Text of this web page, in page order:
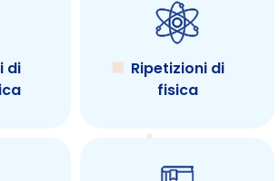
di
Ripetizioni di
fisica